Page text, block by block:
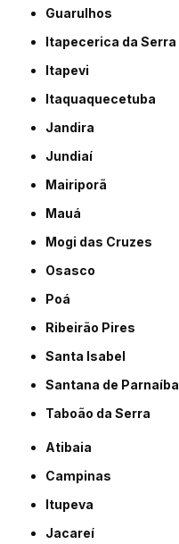
Guarulhos
Itapecerica da Serra
Itapevi
Itaquaquecetuba
Jandira
Jundiaí
Mairiporã
Mauá
Mogi das Cruzes
Osasco
Poá
Ribeirão Pires
Santa Isabel
Santana de Parnaíba
Taboão da Serra
Atibaia
Campinas
Itupeva
Jacareí